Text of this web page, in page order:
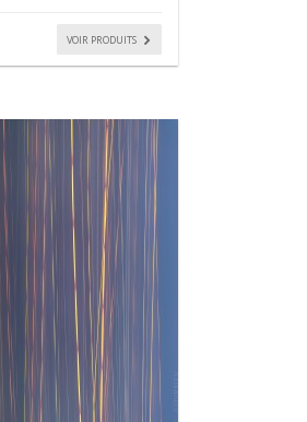
VOIR PRODUITS